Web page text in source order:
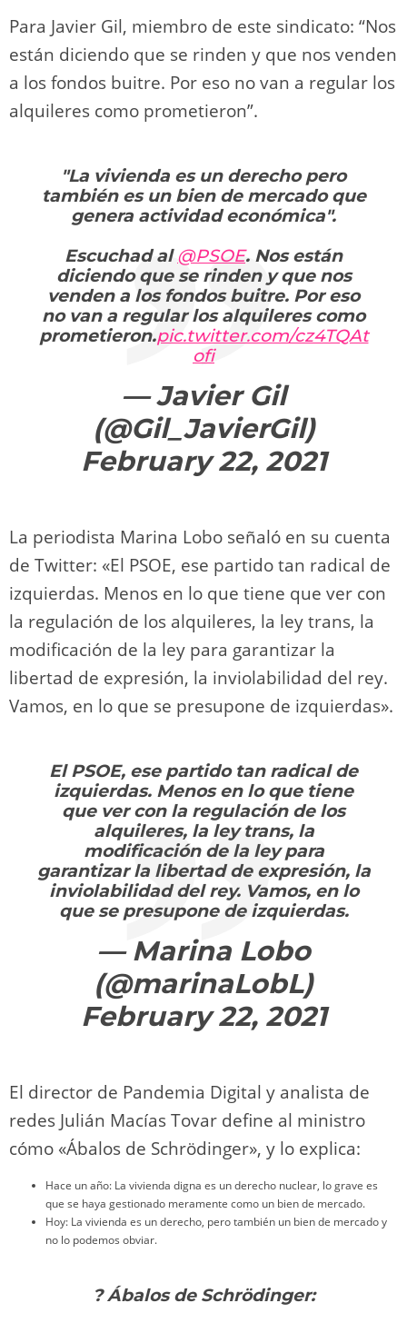
Para Javier Gil, miembro de este sindicato: “Nos
están diciendo que se rinden y que nos venden
a los fondos buitre. Por eso no van a regular los
alquileres como prometieron”.
"La vivienda es un derecho pero
también es un bien de mercado que
genera actividad económica".
Escuchad al@PSOE. Nos están
diciendo que se rinden y que nos
venden a los fondos buitre. Por eso
no van a regular los alquileres como
prometieron.pic.twitter.com/cz4TQAt
ofi
— Javier Gil
(@Gil_JavierGil)
February 22, 2021
La periodista Marina Lobo señaló en su cuenta
de Twitter: «El PSOE, ese partido tan radical de
izquierdas. Menos en lo que tiene que ver con
la regulación de los alquileres, la ley trans, la
modificación de la ley para garantizar la
libertad de expresión, la inviolabilidad del rey.
Vamos, en lo que se presupone de izquierdas».
El PSOE, ese partido tan radical de
izquierdas. Menos en lo que tiene
que ver con la regulación de los
alquileres, la ley trans, la
modificación de la ley para
garantizar la libertad de expresión, la
inviolabilidad del rey. Vamos, en lo
que se presupone de izquierdas.
— Marina Lobo
(@marinaLobL)
February 22, 2021
El director de Pandemia Digital y analista de
redes Julián Macías Tovar define al ministro
cómo «Ábalos de Schrödinger», y lo explica:
Hace un año: La vivienda digna es un derecho nuclear, lo grave es
que se haya gestionado meramente como un bien de mercado.
Hoy: La vivienda es un derecho, pero también un bien de mercado y
no lo podemos obviar.
? Ábalos de Schrödinger: